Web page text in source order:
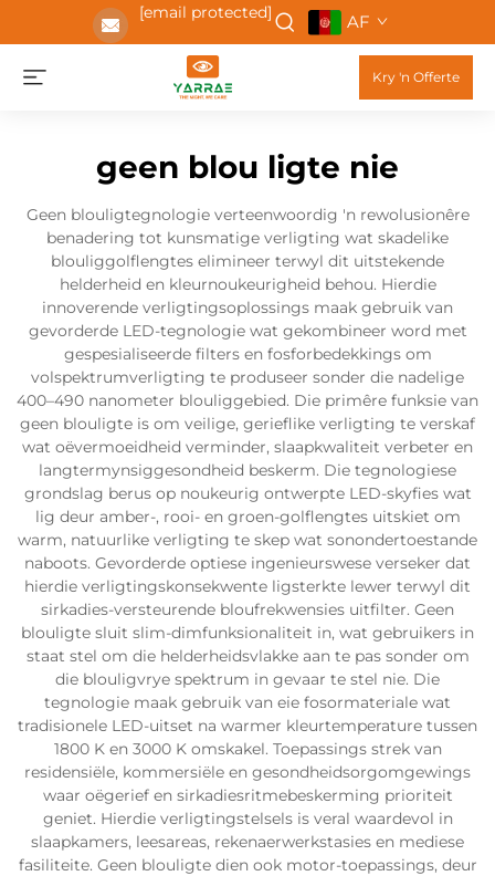
[email protected] AF
Kry 'n Offerte
geen blou ligte nie
Geen blouligtegnologie verteenwoordig 'n rewolusionêre
benadering tot kunsmatige verligting wat skadelike
blouliggolflengtes elimineer terwyl dit uitstekende
helderheid en kleurnoukeurigheid behou. Hierdie
innoverende verligtingsoplossings maak gebruik van
gevorderde LED-tegnologie wat gekombineer word met
gespesialiseerde filters en fosforbedekkings om
volspektrumverligting te produseer sonder die nadelige
400–490 nanometer blouliggebied. Die primêre funksie van
geen blouligte is om veilige, gerieflike verligting te verskaf
wat oëvermoeidheid verminder, slaapkwaliteit verbeter en
langtermynsiggesondheid beskerm. Die tegnologiese
grondslag berus op noukeurig ontwerpte LED-skyfies wat
lig deur amber-, rooi- en groen-golflengtes uitskiet om
warm, natuurlike verligting te skep wat sonondertoestande
naboots. Gevorderde optiese ingenieurswese verseker dat
hierdie verligtingskonsekwente ligsterkte lewer terwyl dit
sirkadies-versteurende bloufrekwensies uitfilter. Geen
blouligte sluit slim-dimfunksionaliteit in, wat gebruikers in
staat stel om die helderheidsvlakke aan te pas sonder om
die blouligvrye spektrum in gevaar te stel nie. Die
tegnologie maak gebruik van eie fosormateriale wat
tradisionele LED-uitset na warmer kleurtemperature tussen
1800 K en 3000 K omskakel. Toepassings strek van
residensiële, kommersiële en gesondheidsorgomgewings
waar oëgerief en sirkadiesritmebeskerming prioriteit
geniet. Hierdie verligtingstelsels is veral waardevol in
slaapkamers, leesareas, rekenaerwerkstasies en mediese
fasiliteite. Geen blouligte dien ook motor-toepassings, deur